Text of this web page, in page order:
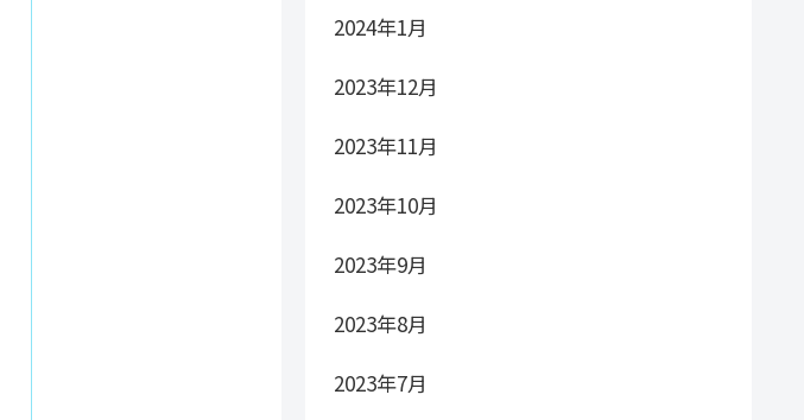
2024年1月
2023年12月
2023年11月
2023年10月
2023年9月
2023年8月
2023年7月